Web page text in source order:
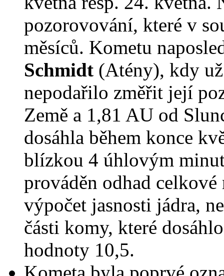
pozorovování, které v
měsíců. Kometu
Schmidt (Atény), kdy
nepodařilo změřit její
Země a 1,81 AU od
dosáhla během konce
blízkou 4 úhlovým
prováděn odhad
výpočet jasnosti jádra,
části komy, které
hodnoty 10,5.